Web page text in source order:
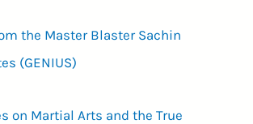
the Master Blaster Sachin
(GENIUS)
on Martial Arts and the True